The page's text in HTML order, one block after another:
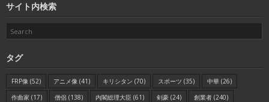
サイト内検索
タグ
FRP像 (52) アニメ像 (41) キリシタン (70) スポーツ (35) 中華 (26)
作曲家 (17) 僧侶 (138) 内閣総理大臣 (61) 剣豪 (24) 創業者 (240)